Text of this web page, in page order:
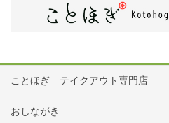
ことほぎ テイクアウト専門店
おしながき